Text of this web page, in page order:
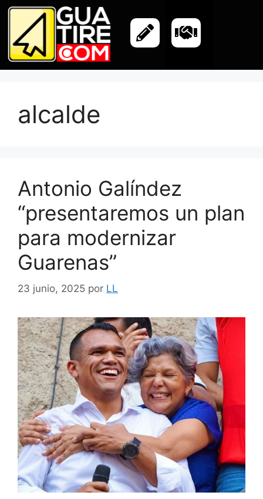
alcalde
Antonio Galíndez
“presentaremos un plan
para modernizar
Guarenas”
23 junio, 2025 por LL